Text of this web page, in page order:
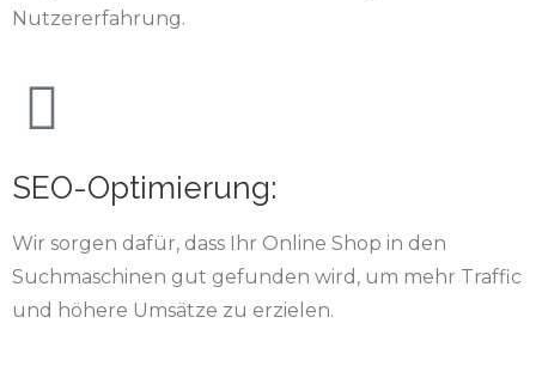
Nutzererfahrung.
SEO-Optimierung:
Wir sorgen dafür, dass Ihr Online Shop in den
Suchmaschinen gut gefunden wird, um mehr Traffic
und höhere Umsätze zu erzielen.